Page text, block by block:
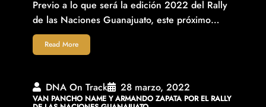
Previo a lo que será la edición 2022 del Rally
de las Naciones Guanajuato, este próximo…
Read More
DNA On Track 28 marzo, 2022
VAN PANCHO NAME Y ARMANDO ZAPATA POR EL RALLY